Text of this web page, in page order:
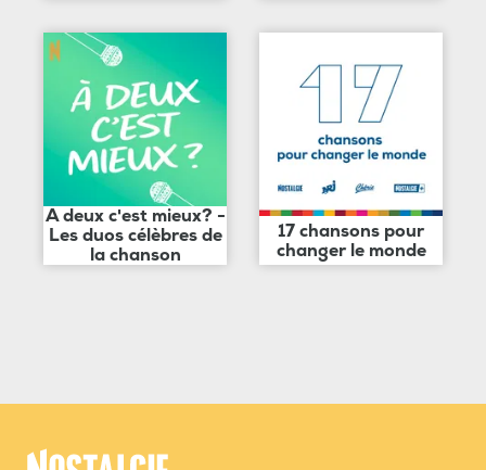
A deux c'est mieux? -
Les duos célèbres de
la chanson
17 chansons pour
changer le monde